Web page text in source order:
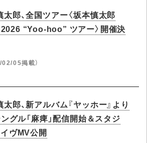
太郎、全国ツアー〈坂本慎太郎
“Yoo-hoo” ツアー〉開催決
02/05掲載）
郎、新アルバム『ヤッホー』より
グル「麻痺」配信開始＆スタジ
イヴMV公開